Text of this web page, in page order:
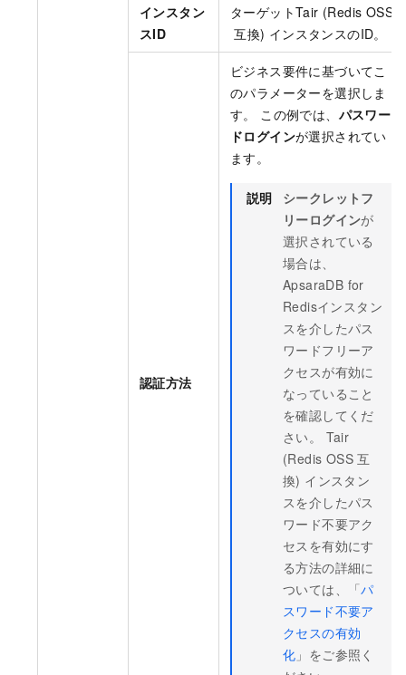
インスタン
スID
ターゲットTair (Redis OSS
互換) インスタンスのID。
認証方法
ビジネス要件に基づいてこ
のパラメーターを選択しま
す。 この例では、 パスワー
ドログインが選択されてい
ます。
説明
シークレットフ
リーログインが
選択されている
場合は、
ApsaraDB for
Redisインスタン
スを介したパス
ワードフリーア
クセスが有効に
なっていること
を確認してくだ
さい。 Tair
(Redis OSS 互
換) インスタン
スを介したパス
ワード不要アク
セスを有効にす
る方法の詳細に
ついては、「パ
スワード不要ア
クセスの有効
化 」をご参照く